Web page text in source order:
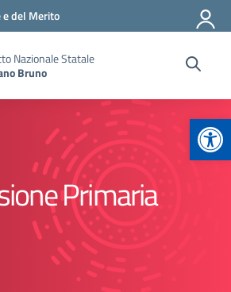
del Merito
Nazionale Statale
Bruno
Primaria